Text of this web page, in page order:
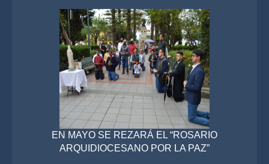
EN MAYO SE REZARÁ EL “ROSARIO
ARQUIDIOCESANO POR LA PAZ”